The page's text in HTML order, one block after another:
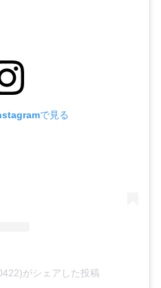
で見る
がシェアした投稿